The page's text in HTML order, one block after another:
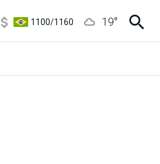
1100/1160
19°